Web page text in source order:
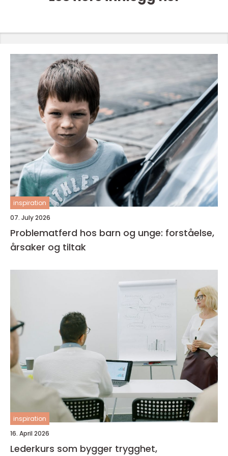
inspiration
07. July 2026
Problematferd hos barn og unge: forståelse,
årsaker og tiltak
inspiration
16. April 2026
Lederkurs som bygger trygghet,